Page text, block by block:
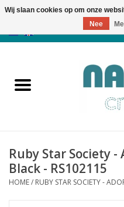
Producten
Nieuws
Herfst & Halloween
Ruby Star Society
Black - RS102115
HOME/ RUBY STAR SOCIETY -
Wij slaan cookies op om onze
Nee